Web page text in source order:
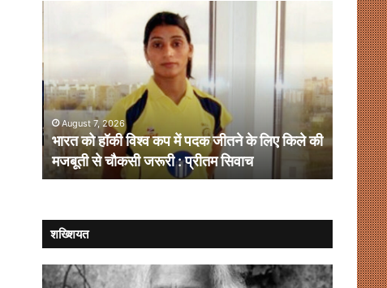
कप
में
पदक
जीतने
के
लिए
किले
चौकसी
जरूरी
:
August 7, 2026
भारत को हॉकी विश्व कप में पदक जीतने के लिए किले की
मजबूती से चौकसी जरूरी : प्रीतम सिवाच
संसदीय-
गतिरोध
लोकतंत्र,
संवाद
है
समाधान
August
समाधान
शख्शियत